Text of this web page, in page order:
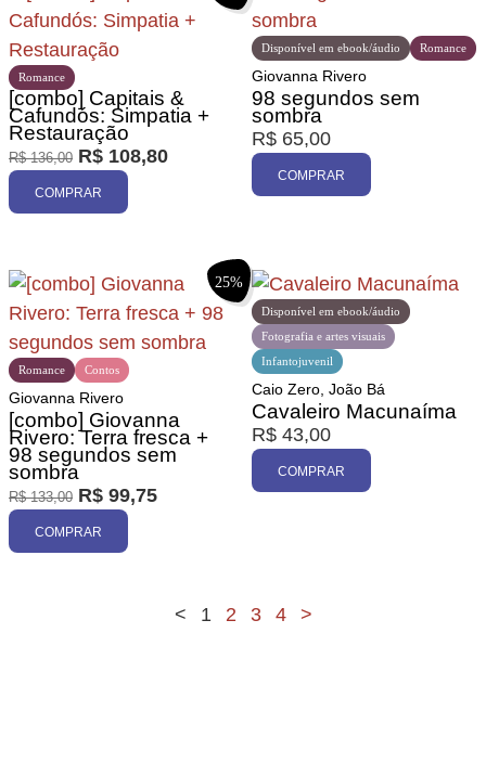
Romance
[combo] Capitais &
Cafundós: Simpatia +
Restauração
R$136,00 R$ 108,80
COMPRAR
Disponível em ebook/áudio Romance
Giovanna Rivero
98 segundos sem
sombra
R$ 65,00
COMPRAR
25%
Contos
Romance
Giovanna Rivero
[combo] Giovanna
Rivero: Terra fresca +
98 segundos sem
sombra
R$133,00 R$ 99,75
COMPRAR
Disponível em ebook/áudio
Fotografia e artes visuais
Infantojuvenil
Caio Zero, João Bá
Cavaleiro Macunaíma
R$ 43,00
COMPRAR
< 1 2 3 4 >